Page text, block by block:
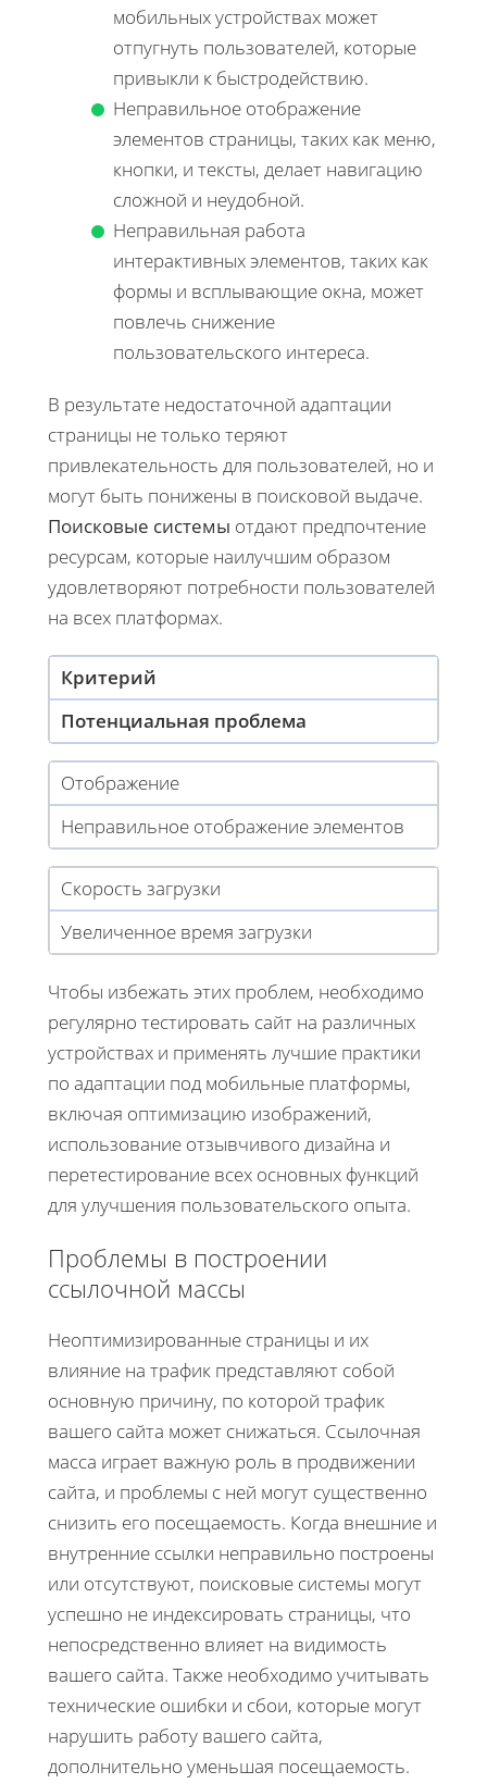
мобильных устройствах может
отпугнуть пользователей, которые
привыкли к быстродействию.
Неправильное отображение
элементов страницы, таких как меню,
кнопки, и тексты, делает навигацию
сложной и неудобной.
Неправильная работа
интерактивных элементов, таких как
формы и всплывающие окна, может
повлечь снижение
пользовательского интереса.
В результате недостаточной адаптации
страницы не только теряют
привлекательность для пользователей, но и
могут быть понижены в поисковой выдаче.
Поисковые системы отдают предпочтение
ресурсам, которые наилучшим образом
удовлетворяют потребности пользователей
на всех платформах.
Критерий
Потенциальная проблема
Отображение
Неправильное отображение элементов
Скорость загрузки
Увеличенное время загрузки
Чтобы избежать этих проблем, необходимо
регулярно тестировать сайт на различных
устройствах и применять лучшие практики
по адаптации под мобильные платформы,
включая оптимизацию изображений,
использование отзывчивого дизайна и
перетестирование всех основных функций
для улучшения пользовательского опыта.
Проблемы в построении
ссылочной массы
Неоптимизированные страницы и их
влияние на трафик представляют собой
основную причину, по которой трафик
вашего сайта может снижаться. Ссылочная
масса играет важную роль в продвижении
сайта, и проблемы с ней могут существенно
снизить его посещаемость. Когда внешние и
внутренние ссылки неправильно построены
или отсутствуют, поисковые системы могут
успешно не индексировать страницы, что
непосредственно влияет на видимость
вашего сайта. Также необходимо учитывать
технические ошибки и сбои, которые могут
нарушить работу вашего сайта,
дополнительно уменьшая посещаемость.